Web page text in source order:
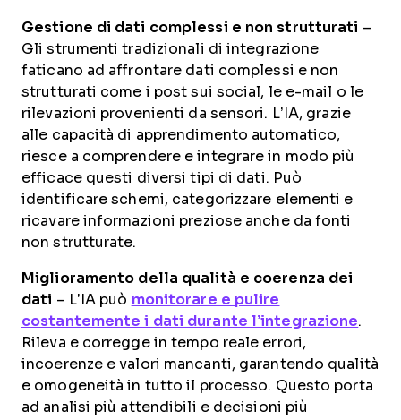
Gestione di dati complessi e non strutturati –
Gli strumenti tradizionali di integrazione
faticano ad affrontare dati complessi e non
strutturati come i post sui social, le e-mail o le
rilevazioni provenienti da sensori. L’IA, grazie
alle capacità di apprendimento automatico,
riesce a comprendere e integrare in modo più
efficace questi diversi tipi di dati. Può
identificare schemi, categorizzare elementi e
ricavare informazioni preziose anche da fonti
non strutturate.
Miglioramento della qualità e coerenza dei
dati – L’IA può monitorare e pulire
costantemente i dati durante l’integrazione.
Rileva e corregge in tempo reale errori,
incoerenze e valori mancanti, garantendo qualità
e omogeneità in tutto il processo. Questo porta
ad analisi più attendibili e decisioni più